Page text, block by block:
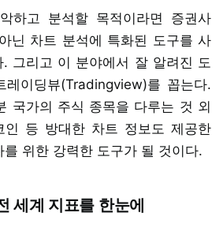
하고 분석할 목적이라면 증권사
닌 차트 분석에 특화된 도구를 사
그리고 이 분야에서 잘 알려진 도
레이딩뷰(Tradingview)를 꼽는다.
국가의 주식 종목을 다루는 것 외
인 등 방대한 차트 정보도 제공한
위한 강력한 도구가 될 것이다.
세계 지표를 한눈에